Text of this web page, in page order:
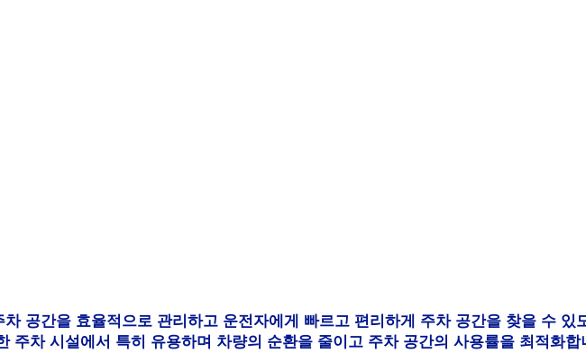
차 공간을 효율적으로 관리하고 운전자에게 빠르고 편리하게 주차 공간을 찾을 수 있
주차 시설에서 특히 유용하며 차량의 순환을 줄이고 주차 공간의 사용률을 최적화합